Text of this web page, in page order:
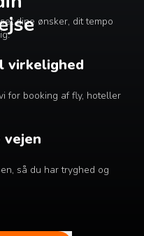
dine ønsker, dit tempo
virkelighed
for booking af fly, hoteller
vejen
så du har tryghed og